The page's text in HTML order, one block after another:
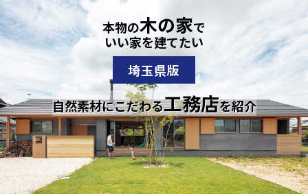
本物の木の家で
いい家を建てたい
埼玉県版
自然素材にこだわる工務店を紹介